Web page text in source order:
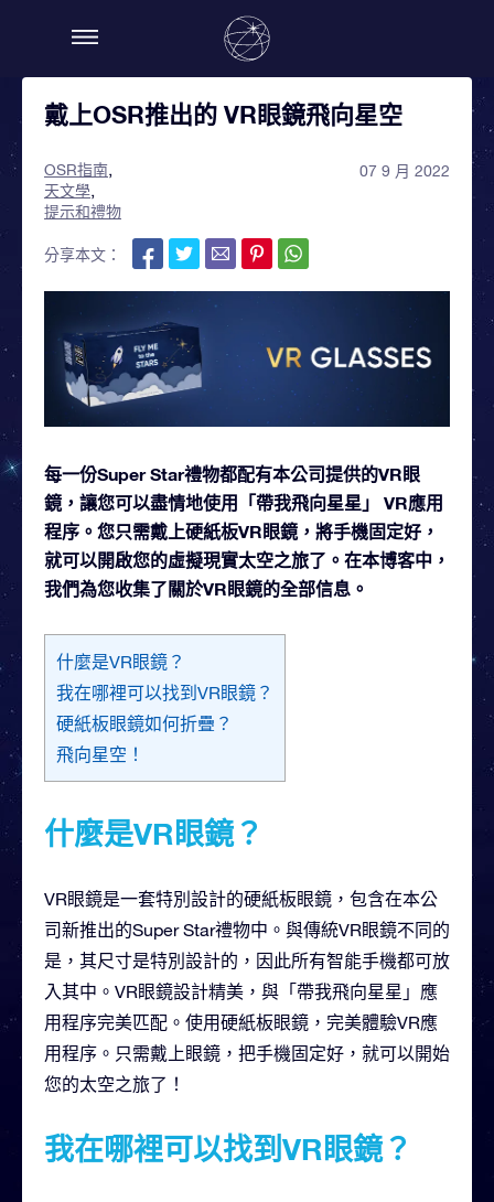
戴上OSR推出的 VR眼鏡飛向星空
OSR指南
天文學
提示和禮物
07 9 月 2022
分享本文：
每一份Super Star禮物都配有本公司提供的VR眼
鏡，讓您可以盡情地使用「帶我飛向星星」 VR應用
程序。您只需戴上硬紙板VR眼鏡，將手機固定好，
就可以開啟您的虛擬現實太空之旅了。在本博客中，
我們為您收集了關於VR眼鏡的全部信息。
什麼是VR眼鏡？
我在哪裡可以找到VR眼鏡？
硬紙板眼鏡如何折疊？
飛向星空！
什麼是VR眼鏡？
VR眼鏡是一套特別設計的硬紙板眼鏡，包含在本公
司新推出的Super Star禮物中。與傳統VR眼鏡不同的
是，其尺寸是特別設計的，因此所有智能手機都可放
入其中。VR眼鏡設計精美，與「帶我飛向星星」應
用程序完美匹配。使用硬紙板眼鏡，完美體驗VR應
用程序。只需戴上眼鏡，把手機固定好，就可以開始
您的太空之旅了！
我在哪裡可以找到VR眼鏡？